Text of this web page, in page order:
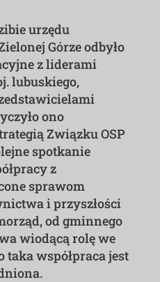
urzędu
Górze odbyło
z liderami
lubuskiego,
ono
Związku OSP
spotkanie
z
sprawom
i przyszłości
od gminnego
wiodącą rolę we
taka współpraca jest